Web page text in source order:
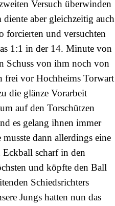
Versuch überwinden
aber gleichzeitig auch
forcierten und versuchten
1:1 in der 14. Minute von
Schuss von ihm noch von
frei vor Hochheims Torwart
die glänze Vorarbeit
auf den Torschützen
es gelang ihnen immer
dann allerdings eine
Eckball scharf in den
und köpfte den Ball
Schiedsrichters
Jungs hatten nun das